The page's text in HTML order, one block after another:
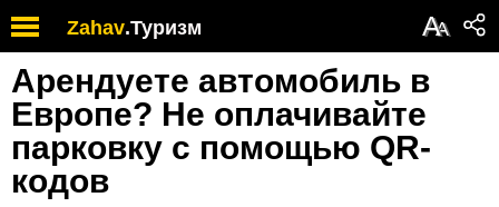
Zahav.Туризм АА
Арендуете автомобиль в
Европе? Не оплачивайте
парковку с помощью QR-
кодов